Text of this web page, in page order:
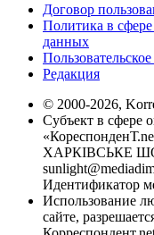
Договор
Политика в
данных
Редакция
© 2000-2026,
Субъект в сфере
ХАРКІВСЬКЕ
Идентификатор
Использование
сайте,